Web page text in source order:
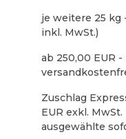
je weitere 25 kg
inkl. MwSt.)
ab 250,00 EUR
Zuschlag
EUR exkl.
ausgewählte